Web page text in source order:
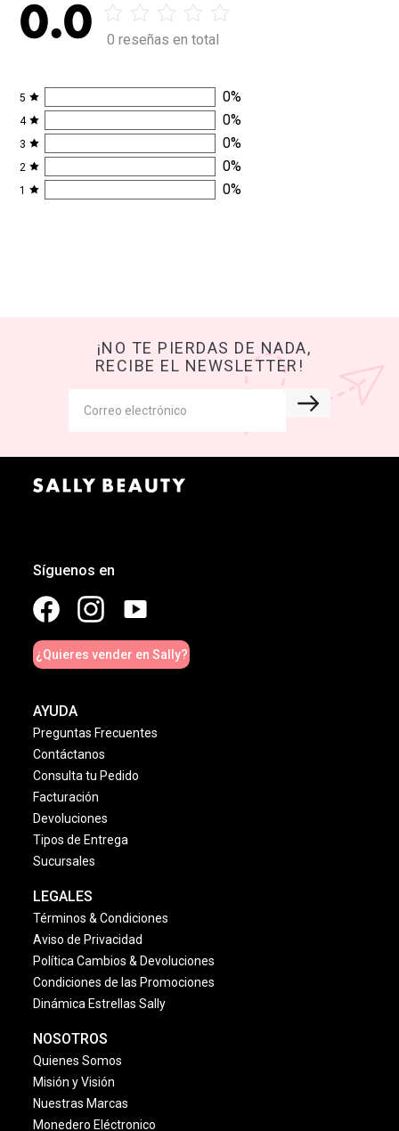
0.0 0 reseñas en total
5 0%
4 0%
3 0%
2 0%
1 0%
¡NO TE PIERDAS DE NADA,
RECIBE EL NEWSLETTER!
Síguenos en
¿Quieres vender en Sally?
AYUDA
Preguntas Frecuentes
Contáctanos
Consulta tu Pedido
Facturación
Devoluciones
Tipos de Entrega
Sucursales
LEGALES
Términos & Condiciones
Aviso de Privacidad
Política Cambios & Devoluciones
Condiciones de las Promociones
Dinámica Estrellas Sally
NOSOTROS
Quienes Somos
Misión y Visión
Nuestras Marcas
Monedero Eléctronico